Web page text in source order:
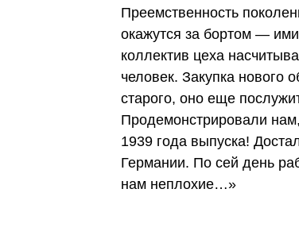
Преемственность
окажутся за бортом —
коллектив цеха
человек. Закупка нового
старого, оно еще
Продемонстрировали
1939 года выпуска!
Германии. По сей день
нам неплохие…»